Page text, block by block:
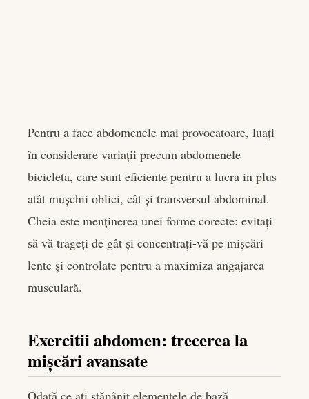
Pentru a face abdomenele mai provocatoare, luați
în considerare variații precum abdomenele
bicicleta, care sunt eficiente pentru a lucra in plus
atât mușchii oblici, cât și transversul abdominal.
Cheia este menținerea unei forme corecte: evitați
să vă trageți de gât și concentrați-vă pe mișcări
lente și controlate pentru a maximiza angajarea
musculară.
Exercitii abdomen: trecerea la
mișcări avansate